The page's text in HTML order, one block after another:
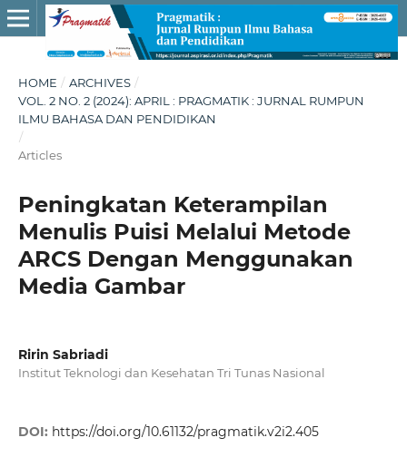
HOME / ARCHIVES /
VOL. 2 NO. 2 (2024): APRIL : PRAGMATIK : JURNAL RUMPUN
ILMU BAHASA DAN PENDIDIKAN
/
Articles
Peningkatan Keterampilan
Menulis Puisi Melalui Metode
ARCS Dengan Menggunakan
Media Gambar
Ririn Sabriadi
Institut Teknologi dan Kesehatan Tri Tunas Nasional
DOI: https://doi.org/10.61132/pragmatik.v2i2.405